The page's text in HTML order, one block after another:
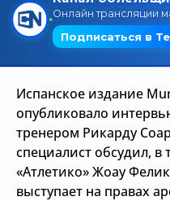
Испанское издание
опубликовало
тренером Рикарду
специалист обсудил,
«Атлетико» Жоау
выступает на правах
Поиск по сайту
Трансляции
О сайте
Контакты